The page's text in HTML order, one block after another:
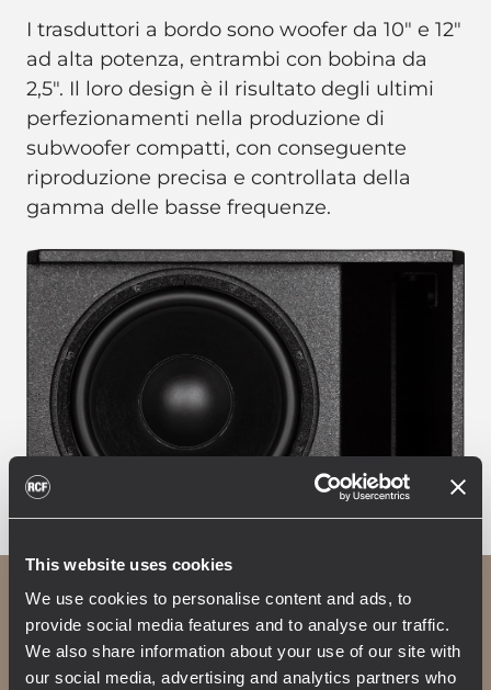
This website uses cookies
We use cookies to personalise content and ads, to
provide social media features and to analyse our traffic.
We also share information about your use of our site with
our social media, advertising and analytics partners who
I trasduttori a bordo sono woofer da 10" e 12"
ad alta potenza, entrambi con bobina da
2,5". Il loro design è il risultato degli ultimi
perfezionamenti nella produzione di
subwoofer compatti, con conseguente
riproduzione precisa e controllata della
gamma delle basse frequenze.
Il suono giusto per ogni